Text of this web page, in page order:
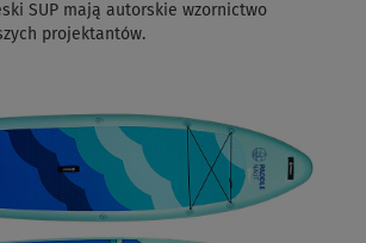
SUP mają autorskie wzornictwo
projektantów.